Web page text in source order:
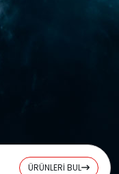
ÜRÜNLERİ BUL